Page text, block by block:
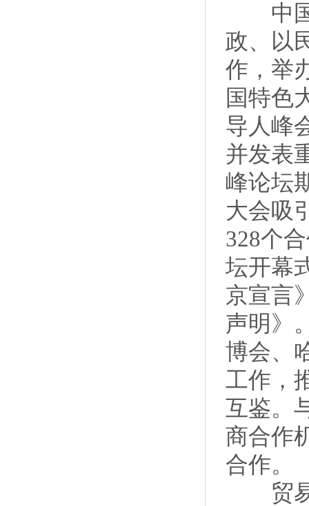
中国
政、以
作，举
国特色
导人峰
并发表
峰论坛
大会吸
328个
坛开幕
京宣言
声明》
博会、
工作，
互鉴。
商合作
合作。
贸易